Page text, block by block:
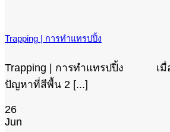
Trapping | การทำแทรปปิ้ง
Trapping | การทำแทรปปิ้ง เมื่อพิ
ปัญหาที่สีพื้น 2 [...]
26
Jun